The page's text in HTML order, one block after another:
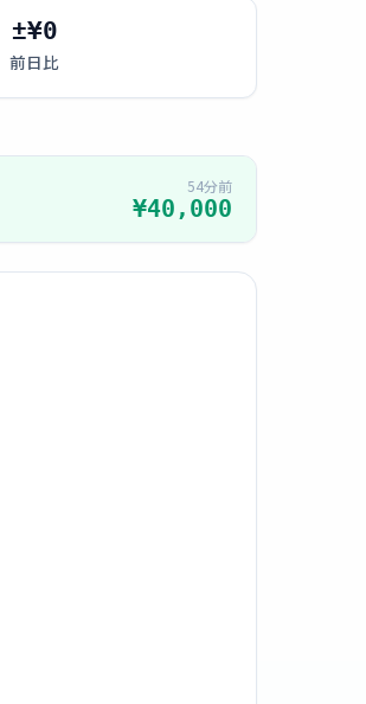
±¥0
前日比
54分前
¥40,000